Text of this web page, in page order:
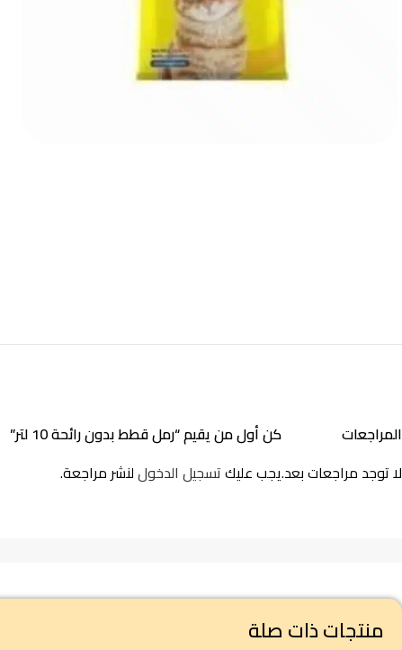
المراجعات
لا توجد مراجعات بعد.
كن أول من يقيم “رمل قطط بدون رائحة 10 لتر”
يجب عليكتسجيل الدخوللنشر مراجعة.
منتجات ذات صلة